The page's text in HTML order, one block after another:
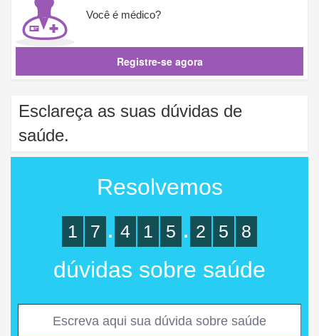
Você é médico?
Registre-se agora
Esclareça as suas dúvidas de
saúde.
Resolvemos
1 7 . 4 1 5 . 2 5 8
dúvidas sobre saúde